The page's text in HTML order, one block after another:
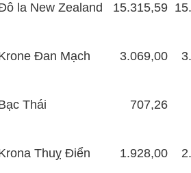
la New Zealand 15.315,59
Đan Mạch 3.069,00
Thái 707,26
Thuỵ Điển 1.928,00